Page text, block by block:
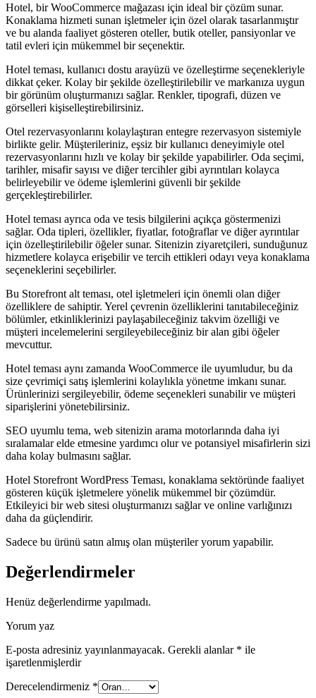
Hotel, bir WooCommerce mağazası için ideal bir çözüm sunar.
Konaklama hizmeti sunan işletmeler için özel olarak tasarlanmıştır
ve bu alanda faaliyet gösteren oteller, butik oteller, pansiyonlar ve
tatil evleri için mükemmel bir seçenektir.
Hotel teması, kullanıcı dostu arayüzü ve özelleştirme seçenekleriyle
dikkat çeker. Kolay bir şekilde özelleştirilebilir ve markanıza uygun
bir görünüm oluşturmanızı sağlar. Renkler, tipografi, düzen ve
görselleri kişiselleştirebilirsiniz.
Otel rezervasyonlarını kolaylaştıran entegre rezervasyon sistemiyle
birlikte gelir. Müşterileriniz, eşsiz bir kullanıcı deneyimiyle otel
rezervasyonlarını hızlı ve kolay bir şekilde yapabilirler. Oda seçimi,
tarihler, misafir sayısı ve diğer tercihler gibi ayrıntıları kolayca
belirleyebilir ve ödeme işlemlerini güvenli bir şekilde
gerçekleştirebilirler.
Hotel teması ayrıca oda ve tesis bilgilerini açıkça göstermenizi
sağlar. Oda tipleri, özellikler, fiyatlar, fotoğraflar ve diğer ayrıntılar
için özelleştirilebilir öğeler sunar. Sitenizin ziyaretçileri, sunduğunuz
hizmetlere kolayca erişebilir ve tercih ettikleri odayı veya konaklama
seçeneklerini seçebilirler.
Bu Storefront alt teması, otel işletmeleri için önemli olan diğer
özelliklere de sahiptir. Yerel çevrenin özelliklerini tanıtabileceğiniz
bölümler, etkinliklerinizi paylaşabileceğiniz takvim özelliği ve
müşteri incelemelerini sergileyebileceğiniz bir alan gibi öğeler
mevcuttur.
Hotel teması aynı zamanda WooCommerce ile uyumludur, bu da
size çevrimiçi satış işlemlerini kolaylıkla yönetme imkanı sunar.
Ürünlerinizi sergileyebilir, ödeme seçenekleri sunabilir ve müşteri
siparişlerini yönetebilirsiniz.
SEO uyumlu tema, web sitenizin arama motorlarında daha iyi
sıralamalar elde etmesine yardımcı olur ve potansiyel misafirlerin sizi
daha kolay bulmasını sağlar.
Hotel Storefront WordPress Teması, konaklama sektöründe faaliyet
gösteren küçük işletmelere yönelik mükemmel bir çözümdür.
Etkileyici bir web sitesi oluşturmanızı sağlar ve online varlığınızı
daha da güçlendirir.
Sadece bu ürünü satın almış olan müşteriler yorum yapabilir.
Değerlendirmeler
Henüz değerlendirme yapılmadı.
Yorum yaz
E-posta adresiniz yayınlanmayacak. Gerekli alanlar * ile
işaretlenmişlerdir
Derecelendirmeniz *